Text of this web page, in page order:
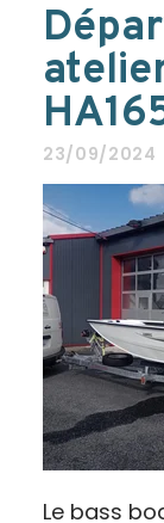
23/09/2024
Le bass